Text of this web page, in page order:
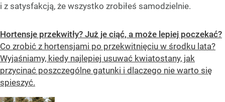
i z satysfakcją, że wszystko zrobiłeś samodzielnie.
Hortensje przekwitły? Już je ciąć, a może lepiej poczekać?
Co zrobić z hortensjami po przekwitnięciu w środku lata?
Wyjaśniamy, kiedy najlepiej usuwać kwiatostany, jak
przycinać poszczególne gatunki i dlaczego nie warto się
spieszyć.